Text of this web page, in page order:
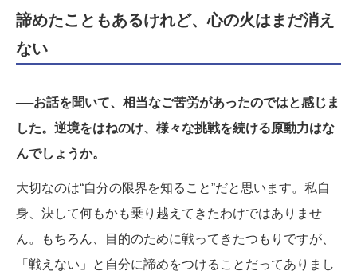
諦めたこともあるけれど、心の火はまだ消え
ない
──お話を聞いて、相当なご苦労があったのではと感じま
した。逆境をはねのけ、様々な挑戦を続ける原動力はな
んでしょうか。
大切なのは“自分の限界を知ること”だと思います。私自
身、決して何もかも乗り越えてきたわけではありませ
ん。もちろん、目的のために戦ってきたつもりですが、
「戦えない」と自分に諦めをつけることだってありまし